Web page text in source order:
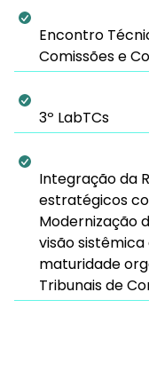
Encontro
Comissões e
3º LabTCs
Integração da
estratégicos
Modernização
visão
maturidade
Tribunais de